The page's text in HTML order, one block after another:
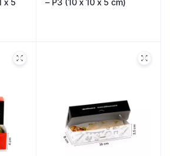
x 5
– P3 (10 x 10 x 5 cm)